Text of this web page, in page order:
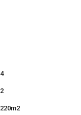
4
2
220m2